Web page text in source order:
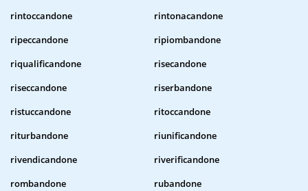
rintoccandone
rintonacandone
ripeccandone
ripiombandone
riqualificandone
risecandone
riseccandone
riserbandone
ristuccandone
ritoccandone
riturbandone
riunificandone
rivendicandone
riverificandone
rombandone
rubandone